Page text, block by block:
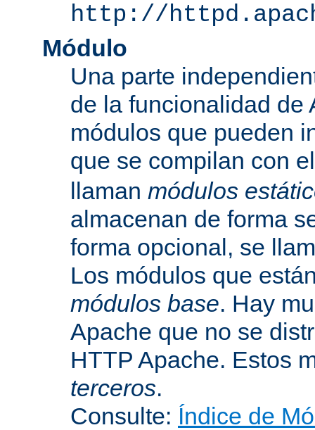
http://
Módulo
Una parte
de la funcionalidad de
módulos que pueden
que se compilan con
llaman módulos
almacenan de forma
forma opcional, se
Los módulos que
módulos base. Hay
Apache que no se
HTTP Apache. Estos
terceros.
Consulte: Índice de